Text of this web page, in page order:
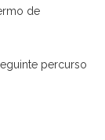
de
percurso